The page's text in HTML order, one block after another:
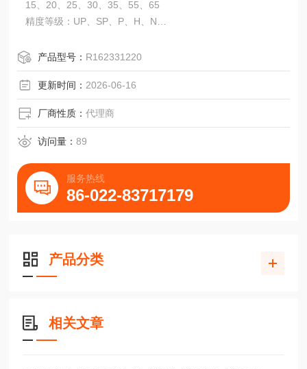
15、20、25、30、35、55、65
精度等级：UP、SP、P、H、N
产品型号： R162331220
更新时间： 2026-06-16
厂商性质：代理商
访问量：89
服务热线
86-022-83717179
产品分类
相关文章